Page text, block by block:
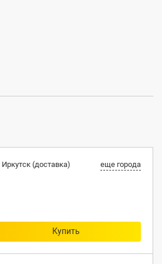
Иркутск (доставка) еще города
Купить